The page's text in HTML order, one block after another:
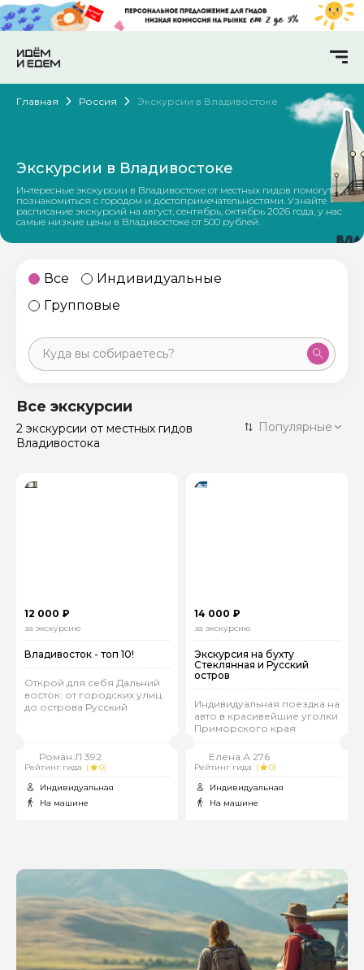
Главная Россия Экскурсии в Владивостоке
Экскурсии в Владивостоке
Интересные экскурсии в Владивостоке от местных гидов помогут
познакомиться с городом и достопримечательностями. Узнайте
расписание экскурсий на август, сентябрь, октябрь 2026 года, у нас
самые низкие цены в Владивостоке от 500 рублей.
Все
Индивидуальные
Групповые
Санкт-Петербург
Россия
50 экскурсий
Все экскурсии
2 экскурсии от местных гидов
Владивостока
Популярные
12 000 ₽
за экскурсию
Владивосток - топ 10!
Открой для себя Дальний
восток: от городских улиц
до острова Русский
Роман.Л 392
Рейтинг гида (
0)
Индивидуальная
На машине
14 000 ₽
за экскурсию
Экскурсия на бухту
Стеклянная и Русский
остров
Индивидуальная поездка на
авто в красивейшие уголки
Приморского края
Елена.А 276
Рейтинг гида (
0)
Индивидуальная
На машине